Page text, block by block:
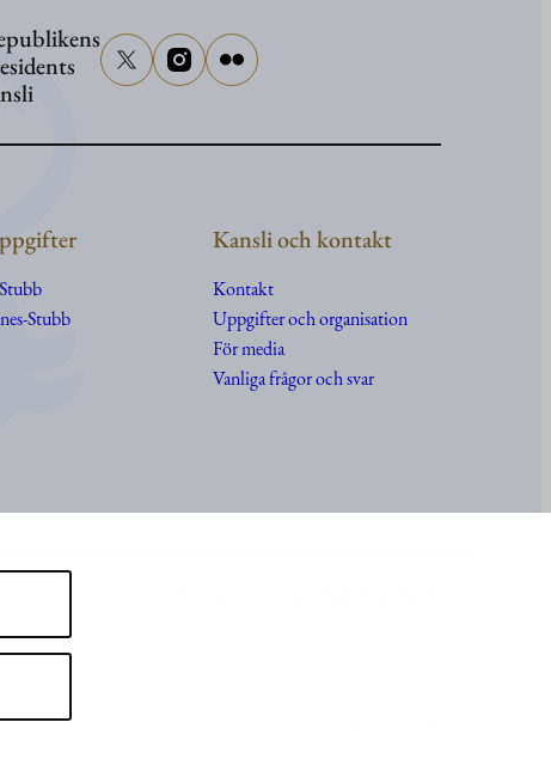
Stubb
Kansli och kontakt
Kontakt
Uppgifterochorganisation
För media
Vanliga frågor och svar